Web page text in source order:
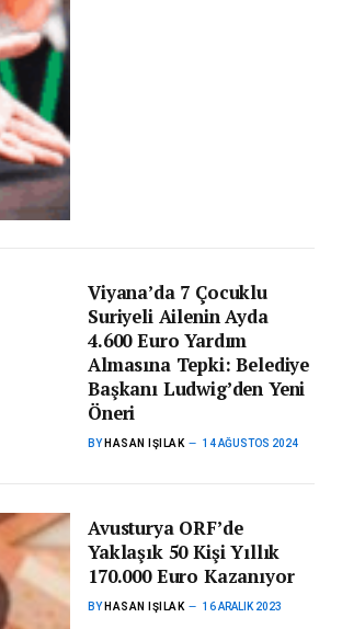
Viyana’da 7 Çocuklu
Suriyeli Ailenin Ayda
4.600 Euro Yardım
Almasına Tepki: Belediye
Başkanı Ludwig’den Yeni
Öneri
BY HASAN IŞILAK 14 AĞUSTOS 2024
Avusturya ORF’de
Yaklaşık 50 Kişi Yıllık
170.000 Euro Kazanıyor
BY HASAN IŞILAK 16 ARALIK 2023